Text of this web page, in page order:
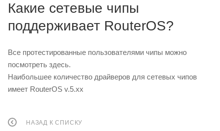
Какие сетевые чипы
поддерживает RouterOS?
Все протестированные пользователями чипы можно
посмотреть здесь.
Наибольшее количество драйверов для сетевых чипов
имеет RouterOS v.5.xx
НАЗАД К СПИСКУ